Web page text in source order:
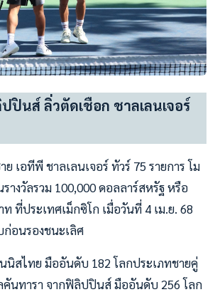
นส์ ลิ่วตัดเชือก ชาลเลนเจอร์
เอทีพี ชาลเลนเจอร์ ทัวร์ 75 รายการ โม
รางวัลรวม 100,000 ดอลลาร์สหรัฐ หรือ
ที่ประเทศเม็กซิโก เมื่อวันที่ 4 เม.ย. 68
ก่อนรองชนะเลิศ
นิสไทย มืออันดับ 182 โลกประเภทชายคู่
นทารา จากฟิลิปปินส์ มืออันดับ 256 โลก